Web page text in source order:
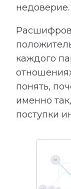
недоверие.
каждого
понять,
именно
поступки